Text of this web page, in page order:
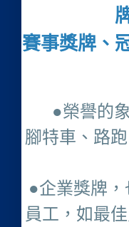
賽事獎牌、
●榮譽的
腳特車、路
●企業獎牌
員工，如最